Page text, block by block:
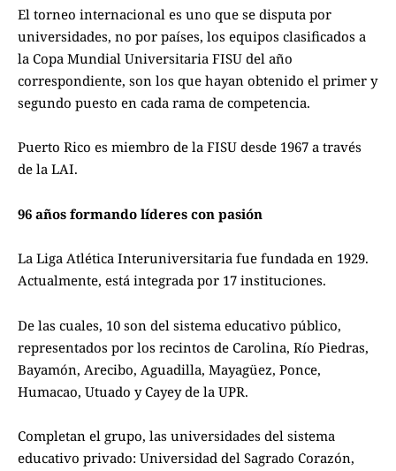
El torneo internacional es uno que se disputa por
universidades, no por países, los equipos clasificados a
la Copa Mundial Universitaria FISU del año
correspondiente, son los que hayan obtenido el primer y
segundo puesto en cada rama de competencia.
Puerto Rico es miembro de la FISU desde 1967 a través
de la LAI.
96 años formando líderes con pasión
La Liga Atlética Interuniversitaria fue fundada en 1929.
Actualmente, está integrada por 17 instituciones.
De las cuales, 10 son del sistema educativo público,
representados por los recintos de Carolina, Río Piedras,
Bayamón, Arecibo, Aguadilla, Mayagüez, Ponce,
Humacao, Utuado y Cayey de la UPR.
Completan el grupo, las universidades del sistema
educativo privado: Universidad del Sagrado Corazón,